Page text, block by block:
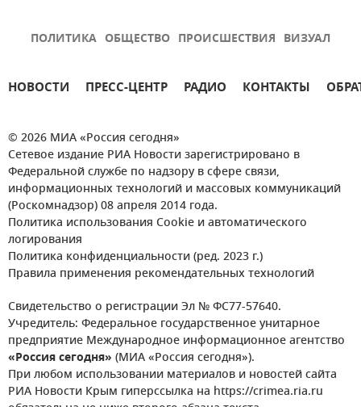
ПОЛИТИКА ОБЩЕСТВО ПРОИСШЕСТВИЯ ВИЗУАЛ
НОВОСТИ ПРЕСС-ЦЕНТР РАДИО КОНТАКТЫ
© 2026 МИА «Россия сегодня»
Сетевое издание РИА Новости зарегистрировано в
Федеральной службе по надзору в сфере связи,
информационных технологий и массовых коммуникаций
(Роскомнадзор) 08 апреля 2014 года.
Политика использования Cookie и автоматического
логирования
Политика конфиденциальности (ред. 2023 г.)
Правила применения рекомендательных технологий
Свидетельство о регистрации Эл № ФС77-57640.
Учредитель: Федеральное государственное унитарное
предприятие Международное информационное агентство
«Россия сегодня» (МИА «Россия сегодня»).
При любом использовании материалов и новостей сайта
РИА Новости Крым гиперссылка на https://crimea.ria.ru